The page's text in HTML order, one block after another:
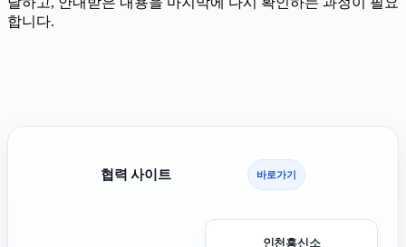
합니다.
협력 사이트 바로가기
인천흥신소